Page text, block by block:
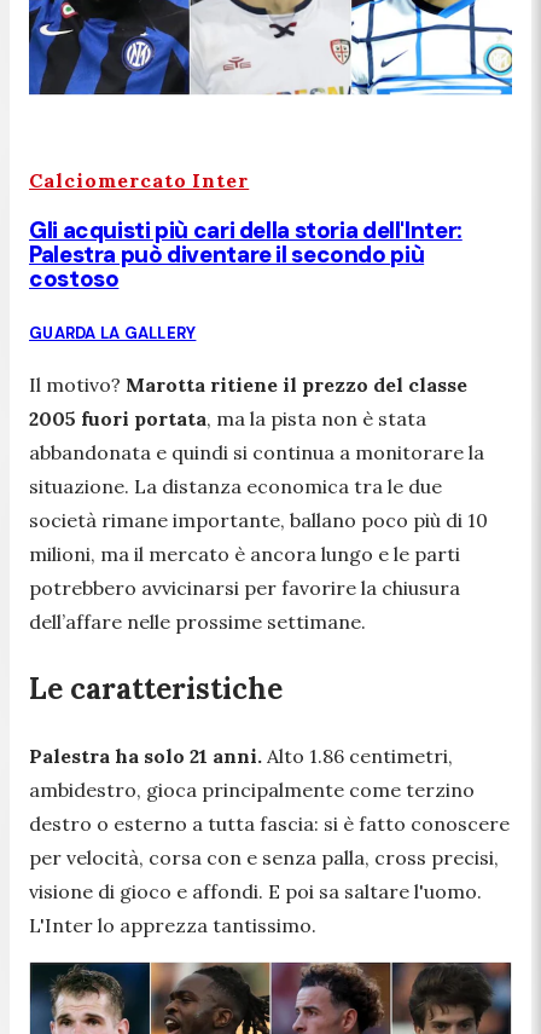
Calciomercato Inter
Gli acquisti più cari della storia dell'Inter:
Palestra può diventare il secondo più
costoso
GUARDA LA GALLERY
Il motivo? Marotta ritiene il prezzo del classe
2005 fuori portata, ma la pista non è stata
abbandonata e quindi si continua a monitorare la
situazione. La distanza economica tra le due
società rimane importante, ballano poco più di 10
milioni, ma il mercato è ancora lungo e le parti
potrebbero avvicinarsi per favorire la chiusura
dell’affare nelle prossime settimane.
Le caratteristiche
Palestra ha solo 21 anni. Alto 1.86 centimetri,
ambidestro, gioca principalmente come terzino
destro o esterno a tutta fascia: si è fatto conoscere
per velocità, corsa con e senza palla, cross precisi,
visione di gioco e affondi. E poi sa saltare l'uomo.
L'Inter lo apprezza tantissimo.